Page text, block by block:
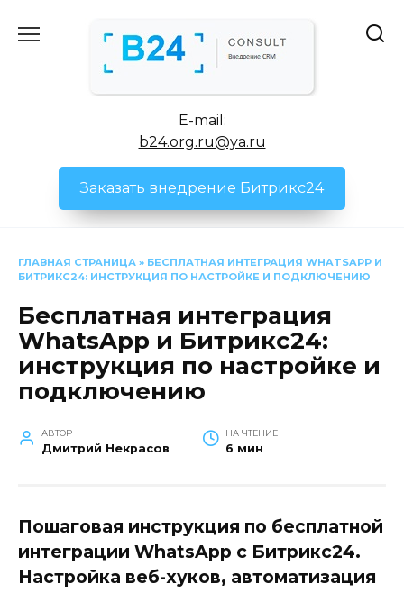
E-mail:
b24.org.ru@ya.ru
Заказать внедрение Битрикс24
ГЛАВНАЯ СТРАНИЦА » БЕСПЛАТНАЯ ИНТЕГРАЦИЯ WHATSAPP И
БИТРИКС24: ИНСТРУКЦИЯ ПО НАСТРОЙКЕ И ПОДКЛЮЧЕНИЮ
Бесплатная интеграция
WhatsApp и Битрикс24:
инструкция по настройке и
подключению
АВТОР
Дмитрий Некрасов
НА ЧТЕНИЕ
6 мин
Пошаговая инструкция по бесплатной
интеграции WhatsApp с Битрикс24.
Настройка веб-хуков, автоматизация